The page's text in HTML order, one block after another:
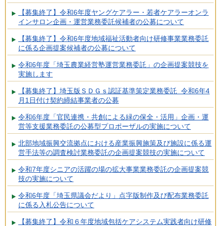
【募集終了】令和6年度ヤングケアラー・若者ケアラーオンラ
インサロン企画・運営業務委託候補者の公募について
【募集終了】令和6年度地域福祉活動者向け研修事業業務委託
に係る企画提案候補者の公募について
令和6年度「埼玉農業経営塾運営業務委託」の企画提案競技を
実施します
【募集終了】埼玉版ＳＤＧｓ認証基準策定業務委託 令和6年4
月1日付け契約締結事業者の公募
令和6年度「官民連携・共創による緑の保全・活用」企画・運
営等支援業務委託の公募型プロポーザルの実施について
北部地域振興交流拠点における産業振興施策及び施設に係る運
営手法等の調査検討業務委託の企画提案競技の実施について
令和7年度シニアの活躍の場の拡大事業業務委託の企画提案競
技の実施について
令和6年度「埼玉県議会だより」点字版制作及び配布業務委託
に係る入札公告について
【募集終了】令和６年度地域包括ケアシステム実践者向け研修